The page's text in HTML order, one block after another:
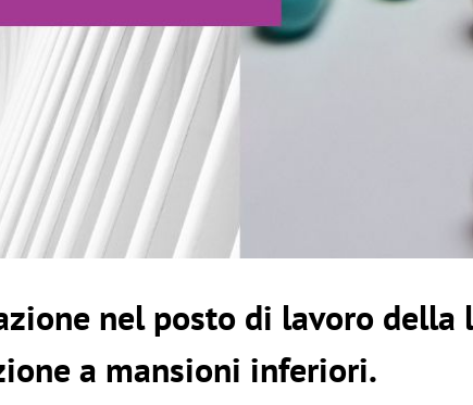
nel posto di lavoro
a mansioni inferiori.